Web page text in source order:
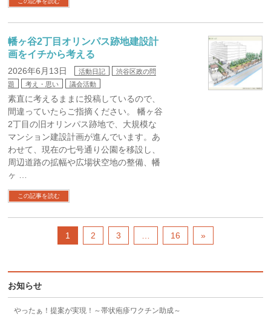
幡ヶ谷2丁目オリンパス跡地建設計
画をイチから考える
2026年6月13日 活動日記
渋谷区政の問
題
考え・思い 議会活動
素直に考えるままに投稿しているので、
間違っていたらご指摘ください。 幡ヶ谷
2丁目の旧オリンパス跡地で、大規模な
マンション建設計画が進んでいます。あ
わせて、現在の七号通り公園を移設し、
周辺道路の拡幅や広場状空地の整備、幡
ヶ …
この記事を読む
1 2 3 16 »
お知らせ
やったぁ！提案が実現！～帯状疱疹ワクチン助成～